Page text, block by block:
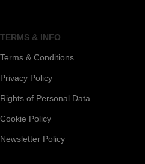
TERMS & INFO
Terms & Conditions
Privacy Policy
Rights of Personal Data
Cookie Policy
Newsletter Policy